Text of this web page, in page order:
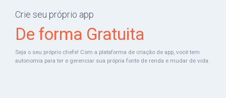
Crie seu próprio app
De forma Gratuita
Seja o seu próprio chefe! Com a plataforma de criação de app, você tem
autonomia para ter e gerenciar sua própria fonte de renda e mudar de vida.